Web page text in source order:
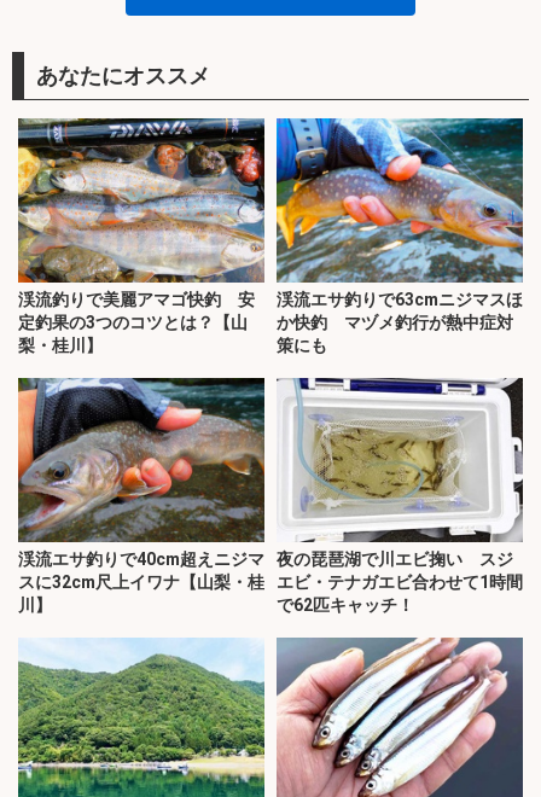
あなたにオススメ
渓流釣りで美麗アマゴ快釣 安
定釣果の3つのコツとは？【山
梨・桂川】
渓流エサ釣りで63cmニジマスほ
か快釣 マヅメ釣行が熱中症対
策にも
渓流エサ釣りで40cm超えニジマ
スに32cm尺上イワナ【山梨・桂
川】
夜の琵琶湖で川エビ掬い スジ
エビ・テナガエビ合わせて1時間
で62匹キャッチ！